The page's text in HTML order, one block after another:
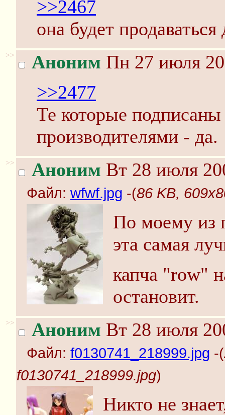
>>2467
она будет
>> Аноним Пн 27 июля
>>2477
Те которые
производителями - да.
>> Аноним Вт 28 июля
Файл: wfwf.jpg -(86 KB,
По моему из
эта самая
капча "row"
остановит.
>> Аноним Вт 28 июля
Файл: f0130741_218999.jpg -(
f0130741_218999.jpg)
Никто не